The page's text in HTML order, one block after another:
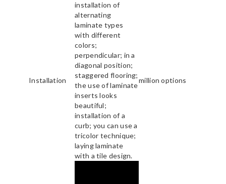
Installation
installation of
alternating
laminate types
with different
colors;
perpendicular; in a
diagonal position;
staggered flooring;
the use of laminate
inserts looks
beautiful;
installation of a
curb; you can use a
tricolor technique;
laying laminate
with a tile design.
million options